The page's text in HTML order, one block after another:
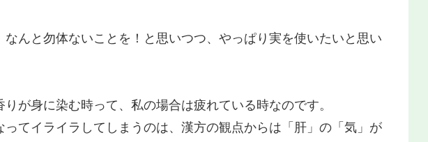
んと勿体ないことを！と思いつつ、やっぱり実を使いたいと思い
が身に染む時って、私の場合は疲れている時なのです。
ってイライラしてしまうのは、漢方の観点からは「肝」の「気」が